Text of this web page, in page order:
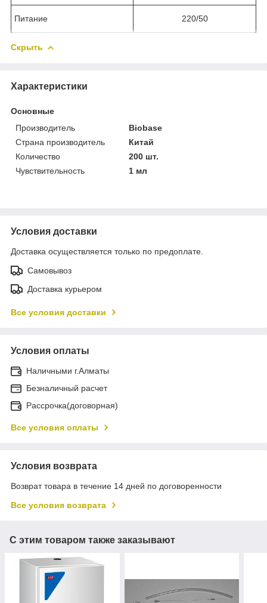
Питание 220/50
Скрыть
Характеристики
Основные
Производитель
Biobase
Страна производитель
Китай
Количество
200 шт.
Чувствительность
1 мл
Условия доставки
Доставка осуществляется только по предоплате.
Самовывоз
Доставка курьером
Все условия доставки
Условия оплаты
Наличными г.Алматы
Безналичный расчет
Рассрочка(договорная)
Все условия оплаты
Условия возврата
Возврат товара в течение 14 дней по договоренности
Все условия возврата
С этим товаром также заказывают